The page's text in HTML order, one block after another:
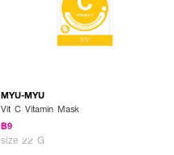
MYU-MYU
Vit C Vitamin Mask
฿9
size 22 G